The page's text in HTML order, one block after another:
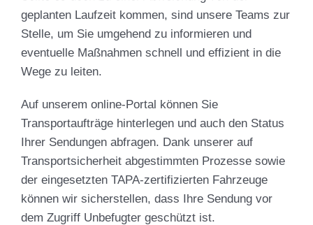
geplanten Laufzeit kommen, sind unsere Teams zur
Stelle, um Sie umgehend zu informieren und
eventuelle Maßnahmen schnell und effizient in die
Wege zu leiten.
Auf unserem online-Portal können Sie
Transportaufträge hinterlegen und auch den Status
Ihrer Sendungen abfragen. Dank unserer auf
Transportsicherheit abgestimmten Prozesse sowie
der eingesetzten TAPA-zertifizierten Fahrzeuge
können wir sicherstellen, dass Ihre Sendung vor
dem Zugriff Unbefugter geschützt ist.